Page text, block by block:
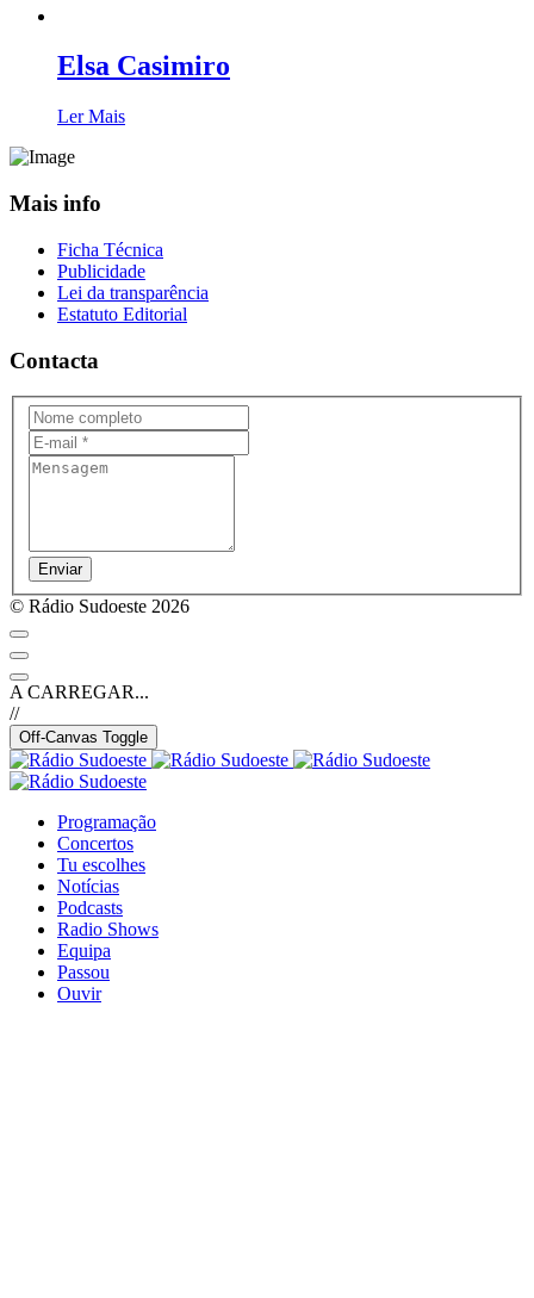
Elsa Casimiro
Ler Mais
Mais info
Ficha Técnica
Publicidade
Lei da transparência
Estatuto Editorial
Contacta
Enviar
© Rádio Sudoeste 2026
A CARREGAR...
//
Off-Canvas Toggle
Programação
Concertos
Tu escolhes
Notícias
Podcasts
Radio Shows
Equipa
Passou
Ouvir